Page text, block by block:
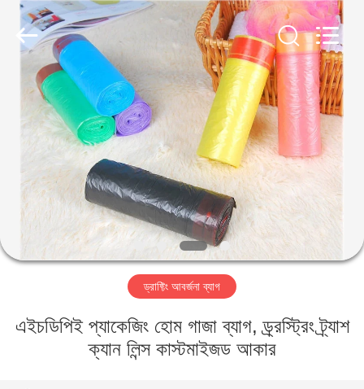
বাড়ি
আমাদের
সম্পর্কে
কারখানা
WEIFNAG
PACKING
PRODUCTS
CO.,LTD.
Reserved.
ড্রাফ্টিং আবর্জনা ব্যাগ
এইচডিপিই প্যাকেজিং হোম গাজা ব্যাগ, ড্র্রস্ট্রিং ট্র্যাশ
ক্যান লিন্স কাস্টমাইজড আকার